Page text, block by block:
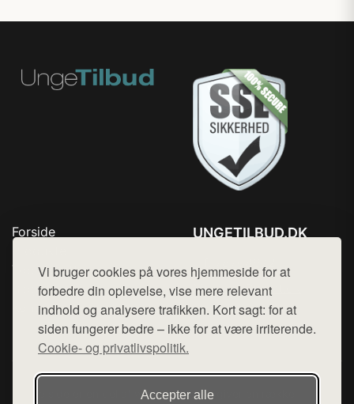
Vi bruger cookies på vores hjemmeside for at
forbedre din oplevelse, vise mere relevant
indhold og analysere trafikken. Kort sagt: for at
siden fungerer bedre – ikke for at være irriterende.
Cookie- og privatlivspolitik.
Accepter alle
Forside
Top Rabatter
Blog
Kontakt
UNGETILBUD.DK
Mail: hej@want.dk
Cookie- og privatlivspolitik
Denne side er en del af want.dk, der udgiver en række